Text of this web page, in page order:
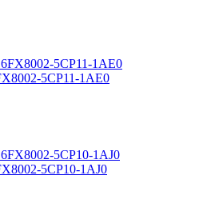
5CP11-1AE0
5CP10-1AJ0